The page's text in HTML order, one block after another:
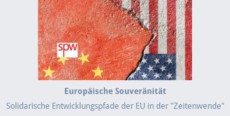
Europäische Souveränität
Solidarische Entwicklungspfade der EU in der "Zeitenwende"